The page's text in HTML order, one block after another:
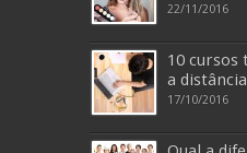
22/11/2016
10 cursos
a distância
17/10/2016